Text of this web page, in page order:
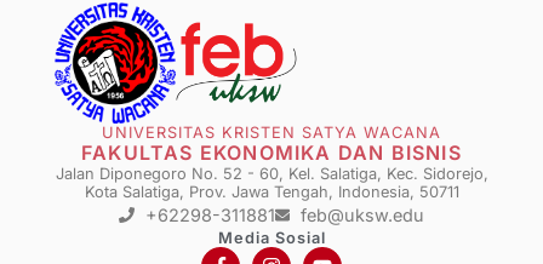
UNIVERSITAS KRISTEN SATYA WACANA
FAKULTAS EKONOMIKA DAN BISNIS
Jalan Diponegoro No. 52 - 60, Kel. Salatiga, Kec. Sidorejo,
Kota Salatiga, Prov. Jawa Tengah, Indonesia, 50711
+62298-311881 feb@uksw.edu
Media Sosial